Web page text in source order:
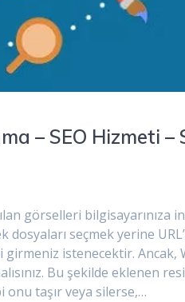
– SEO Hizmeti –
görselleri bilgisayarınıza
seçmek yerine
girmeniz istenecektir. Ancak,
Bu şekilde eklenen
onu taşır veya silerse,…